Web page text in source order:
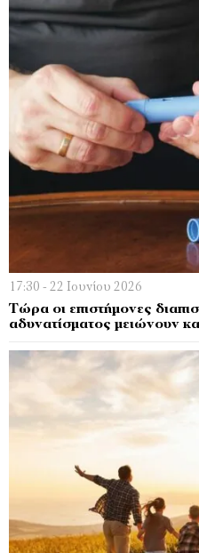
17:30 - 22 Ιουνίου 2026
Τώρα οι επιστήμονες
αδυνατίσματος μειώνουν